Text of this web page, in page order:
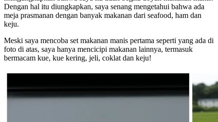
Dengan hal itu diungkapkan, saya senang mengetahui bahwa ada
meja prasmanan dengan banyak makanan dari seafood, ham dan
keju.
Meski saya mencoba set makanan manis pertama seperti yang ada di
foto di atas, saya hanya mencicipi makanan lainnya, termasuk
bermacam kue, kue kering, jeli, coklat dan keju!